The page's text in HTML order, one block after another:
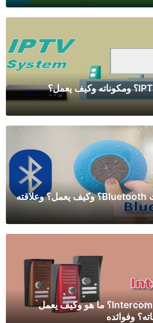
ما هو نظام IPTV؟ ومكوناته وكيف يعمل؟
ما هو البلوتوث Bluetooth؟ وكيف يعمل؟ وعلاقته
جهاز الانتركم Intercom؟ ما هو وكيف يعمل
وفوائده